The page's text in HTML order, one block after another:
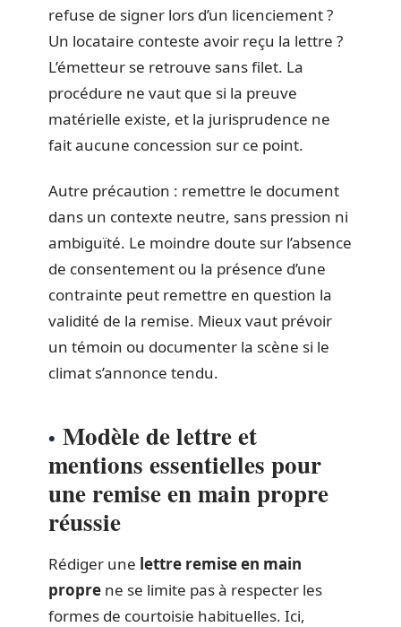
refuse de signer lors d’un licenciement ?
Un locataire conteste avoir reçu la lettre ?
L’émetteur se retrouve sans filet. La
procédure ne vaut que si la preuve
matérielle existe, et la jurisprudence ne
fait aucune concession sur ce point.
Autre précaution : remettre le document
dans un contexte neutre, sans pression ni
ambiguïté. Le moindre doute sur l’absence
de consentement ou la présence d’une
contrainte peut remettre en question la
validité de la remise. Mieux vaut prévoir
un témoin ou documenter la scène si le
climat s’annonce tendu.
Modèle de lettre et
mentions essentielles pour
une remise en main propre
réussie
Rédiger une lettre remise en main
propre ne se limite pas à respecter les
formes de courtoisie habituelles. Ici,